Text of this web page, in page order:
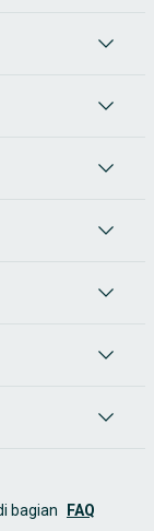
bagian FAQ